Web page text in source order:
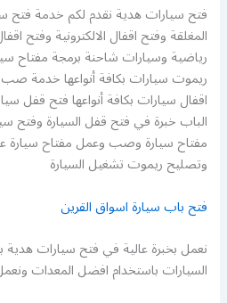
فتح سيارات هدية نقدم لكم خدمة فتح
المغلقة وفتح اقفال الالكترونية وفتح
رياضية وسيارات شاحنة برمجة مفتاح
ريموت سيارات بكافة أنواعها خدمة
اقفال سيارات بكافة أنواعها فتح قفل
الباب خبرة في فتح قفل السيارة وفتح
مفتاح سيارة وصب وعمل مفتاح سيارة
وتصليح ريموت تشغيل السيارة
فتح باب سيارة اسواق القرين
نعمل بخبرة عالية في فتح سيارات هدية
السيارات باستخدام افضل المعدات